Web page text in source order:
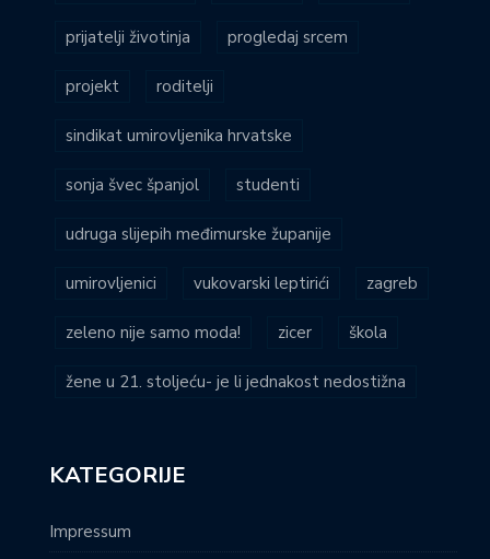
prijatelji životinja progledaj srcem
projekt roditelji
sindikat umirovljenika hrvatske
sonja švec španjol studenti
udruga slijepih međimurske županije
umirovljenici vukovarski leptirići zagreb
zeleno nije samo moda! zicer škola
žene u 21. stoljeću- je li jednakost nedostižna
KATEGORIJE
Impressum